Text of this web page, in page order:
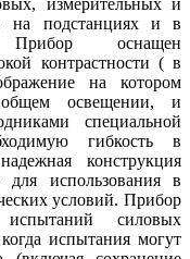
измерительных и
на подстанциях и в
Прибор оснащен
контрастности ( в
на котором
освещении, и
специальной
гибкость в
конструкция
использования в
условий. Прибор
силовых
испытания могут